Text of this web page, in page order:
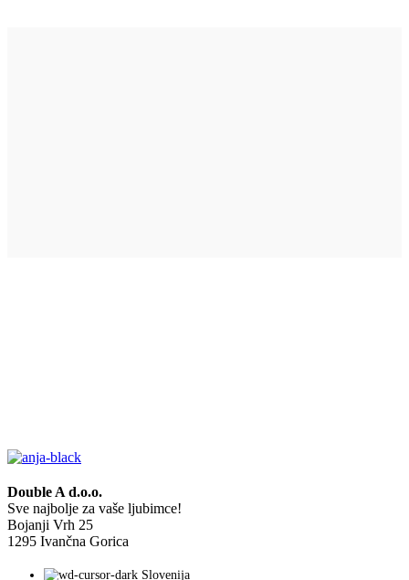
Double A d.o.o.
Sve najbolje za vaše ljubimce!
Bojanji Vrh 25
1295 Ivančna Gorica
Slovenija